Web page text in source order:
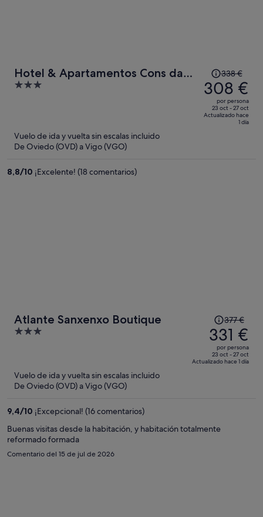
Hotel & Apartamentos Cons da
Garda
3
precio
era
de
338 €,
338 €
308 €
por persona
23 oct - 27 oct
Actualizado hace
1 día
Vuelo de ida y vuelta sin escalas incluido
De Oviedo (OVD) a Vigo (VGO)
8,8/10 ¡Excelente! (18 comentarios)
Atlante Sanxenxo Boutique
3
El
precio
era
de
377 €,
por
377 €
331 €
por persona
23 oct - 27 oct
Actualizado hace 1 día
Vuelo de ida y vuelta sin escalas incluido
De Oviedo (OVD) a Vigo (VGO)
9,4/10 ¡Excepcional! (16 comentarios)
Buenas visitas desde la habitación, y habitación totalmente
reformado formada
Comentario del 15 de jul de 2026